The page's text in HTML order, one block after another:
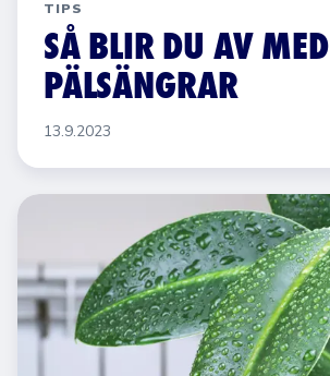
TIPS
SÅ BLIR DU AV MED
PÄLSÄNGRAR
13.9.2023